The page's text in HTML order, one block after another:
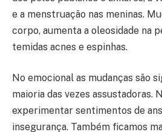
e a menstruação nas meninas.
corpo, aumenta a oleosidade na
temidas acnes e espinhas.
No emocional as mudanças são
maioria das vezes assustadoras.
experimentar sentimentos de
insegurança. Também ficamos